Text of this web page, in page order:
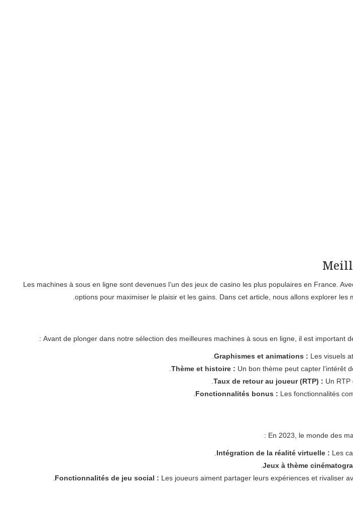
Les machines à sous en ligne sont devenues l’un des jeux de casino les plus populaires en France.
options pour maximiser le plaisir et les gains. Dans cet article, nous allons explorer
Avant de plonger dans notre sélection des meilleures machines à sous en ligne, il est important
Graphismes et animations : Les visuels
Thème et histoire : Un bon thème peut capter l’intérêt
Taux de retour au joueur (RTP) : Un RTP
Fonctionnalités bonus : Les fonctionnalités
En 2023, le monde des
Intégration de la réalité virtuelle : Les
Jeux à thème
Fonctionnalités de jeu social : Les joueurs aiment partager leurs expériences et rivaliser